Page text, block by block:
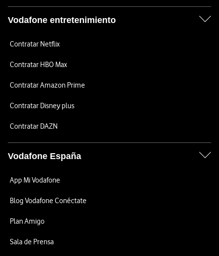
Vodafone entretenimiento
Contratar Netflix
Contratar HBO Max
Contratar Amazon Prime
Contratar Disney plus
Contratar DAZN
Vodafone España
App Mi Vodafone
Blog Vodafone Conéctate
Plan Amigo
Sala de Prensa